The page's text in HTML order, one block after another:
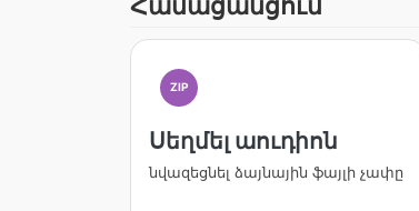
ZIP
Սեղմել աուդիոն
նվազեցնել ձայնային ֆայլի չափը